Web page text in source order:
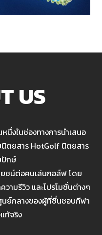
US
นึ่งในช่องทางการนำเสนอ
นิตยสาร HotGolf นิตยสาร
กษ์
ยชน์ต่อคนเล่นกอล์ฟ โดย
ามรีวิว และโปรโมชั่นต่างๆ
นย์กลางของผู้ที่ชื่นชอบกีฬา
ท้จริง